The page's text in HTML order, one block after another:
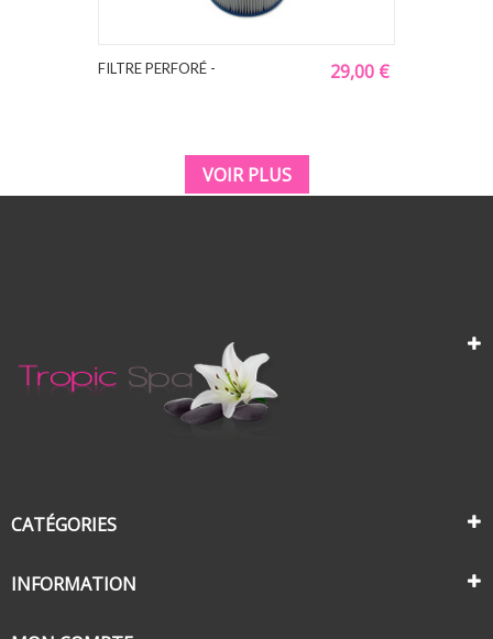
FILTRE PERFORÉ - 29,00 €
VOIR PLUS
CATÉGORIES
INFORMATION